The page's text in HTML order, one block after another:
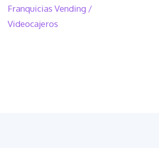
Franquicias Vending /
Videocajeros